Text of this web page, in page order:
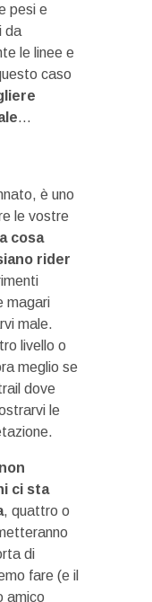
pesi e
da
le linee e
caso
…
è uno
le vostre
cosa
rider
magari
male.
livello o
meglio se
dove
le
ci sta
, quattro o
di
fare (e il
amico